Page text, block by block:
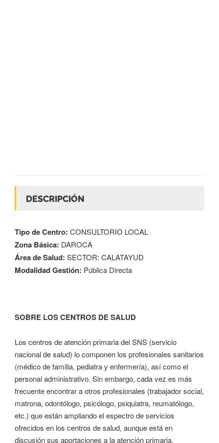
DESCRIPCIÓN
Tipo de Centro: CONSULTORIO LOCAL
Zona Básica: DAROCA
Área de Salud: SECTOR: CALATAYUD
Modalidad Gestión: Pública Directa
SOBRE LOS CENTROS DE SALUD
Los centros de atención primaria del SNS (servicio
nacional de salud) lo componen los profesionales sanitarios
(médico de familia, pediatra y enfermería), así como el
personal administrativo. Sin embargo, cada vez es más
frecuente encontrar a otros profesionales (trabajador social,
matrona, odontólogo, psicólogo, psiquiatra, reumatólogo,
etc.) que están ampliando el espectro de servicios
ofrecidos en los centros de salud, aunque está en
discusión sus aportaciones a la atención primaria.